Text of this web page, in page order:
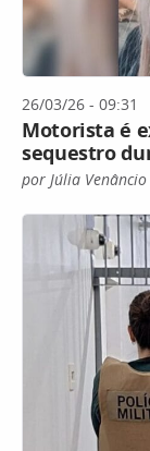
26/03/26 - 09:31
Motorista é
sequestro
por Júlia Venâncio